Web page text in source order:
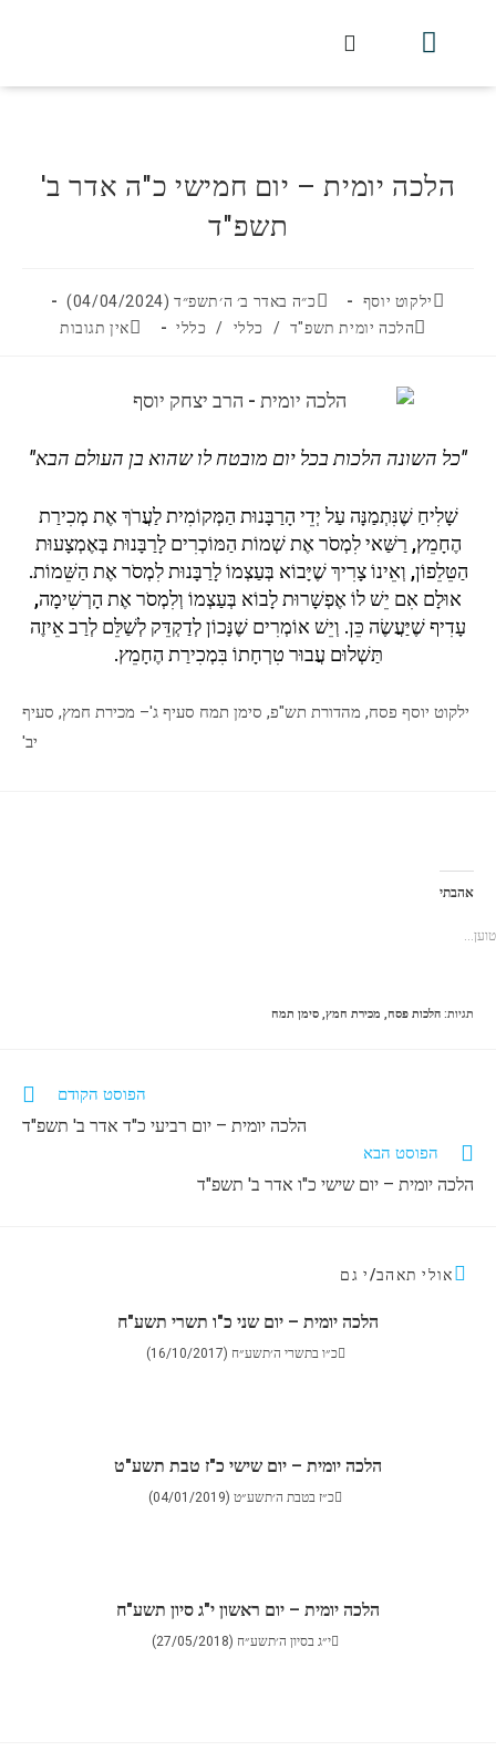
הלכה יומית – יום חמישי כ"ה אדר ב'
תשפ"ד
ילקוט יוסף
כ״ה באדר ב׳ ה׳תשפ״ד (04/04/2024)
הלכה יומית תשפ"ד / כללי / כללי אין תגובות
"כל השונה הלכות בכל יום מובטח לו שהוא בן העולם הבא"
שָׁלִיחַ שֶׁנִּתְמַנָּה עַל יְדֵי הָרַבָּנוּת הַמְּקוֹמִית לַעֲרֹךְ אֶת מְכִירַת
הֶחָמֵץ, רַשַּׁאי לִמְסֹר אֶת שְׁמוֹת הַמּוֹכְרִים לָרַבָּנוּת בְּאֶמְצָעוּת
הַטֵּלֵפוֹן, וְאֵינוֹ צָרִיךְ שֶׁיָּבוֹא בְּעַצְמוֹ לָרַבָּנוּת לִמְסֹר אֶת הַשֵּׁמוֹת.
אוּלָם אִם יֵשׁ לוֹ אֶפְשָׁרוּת לָבוֹא בְּעַצְמוֹ וְלִמְסֹר אֶת הָרְשִׁימָה,
עָדִיף שֶׁיַּעֲשֶׂה כֵּן. וְיֵשׁ אוֹמְרִים שֶׁנָּכוֹן לְדַקְדֵּק לְשַׁלֵּם לְרַב אֵיזֶה
תַּשְׁלוּם עֲבוּר טִרְחָתוֹ בִּמְכִירַת הֶחָמֵץ.
ילקוט יוסף פסח, מהדורת תש"פ, סימן תמח סעיף ג'– מכירת חמץ, סעיף
יב'
אהבתי
טוען...
תגיות: הלכות פסח מכירת חמץ סימן תמח
הפוסט הקודם
הלכה יומית – יום רביעי כ"ד אדר ב' תשפ"ד
הפוסט הבא
הלכה יומית – יום שישי כ"ו אדר ב' תשפ"ד
אולי תאהב/י גם
הלכה יומית – יום שני כ"ו תשרי תשע"ח
כ״ו בתשרי ה׳תשע״ח (16/10/2017)
הלכה יומית – יום שישי כ"ז טבת תשע"ט
כ״ז בטבת ה׳תשע״ט (04/01/2019)
הלכה יומית – יום ראשון י"ג סיון תשע"ח
י״ג בסיון ה׳תשע״ח (27/05/2018)